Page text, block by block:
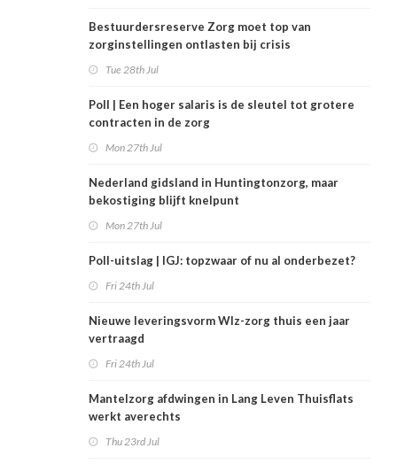
Bestuurdersreserve Zorg moet top van
zorginstellingen ontlasten bij crisis
Tue 28th Jul
Poll | Een hoger salaris is de sleutel tot grotere
contracten in de zorg
Mon 27th Jul
Nederland gidsland in Huntingtonzorg, maar
bekostiging blijft knelpunt
Mon 27th Jul
Poll-uitslag | IGJ: topzwaar of nu al onderbezet?
Fri 24th Jul
Nieuwe leveringsvorm Wlz-zorg thuis een jaar
vertraagd
Fri 24th Jul
Mantelzorg afdwingen in Lang Leven Thuisflats
werkt averechts
Thu 23rd Jul